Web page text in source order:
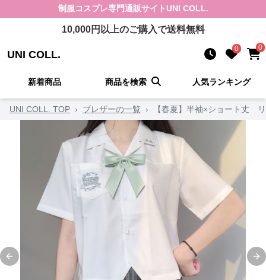
制服コスプレ専門通販サイト UNI COLL.
10,000円以上のご購入で送料無料
UNI COLL. 0 0
新着商品 商品を検索 人気ランキング
UNI COLL. TOP › ブレザーの一覧 › 【春夏】半袖×ショート丈
Previous slide